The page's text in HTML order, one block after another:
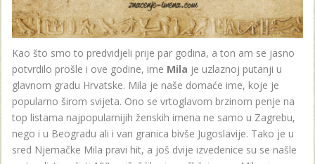
Kao što smo to predvidjeli prije par godina, a ton am se jasno
potvrdilo prošle i ove godine, ime Mila je uzlaznoj putanji u
glavnom gradu Hrvatske. Mila je naše domaće ime, koje je
popularno širom svijeta. Ono se vrtoglavom brzinom penje na
top listama najpopularnijih ženskih imena ne samo u Zagrebu,
nego i u Beogradu ali i van granica bivše Jugoslavije. Tako je u
sred Njemačke Mila pravi hit, a još dvije izvedenice su se našle